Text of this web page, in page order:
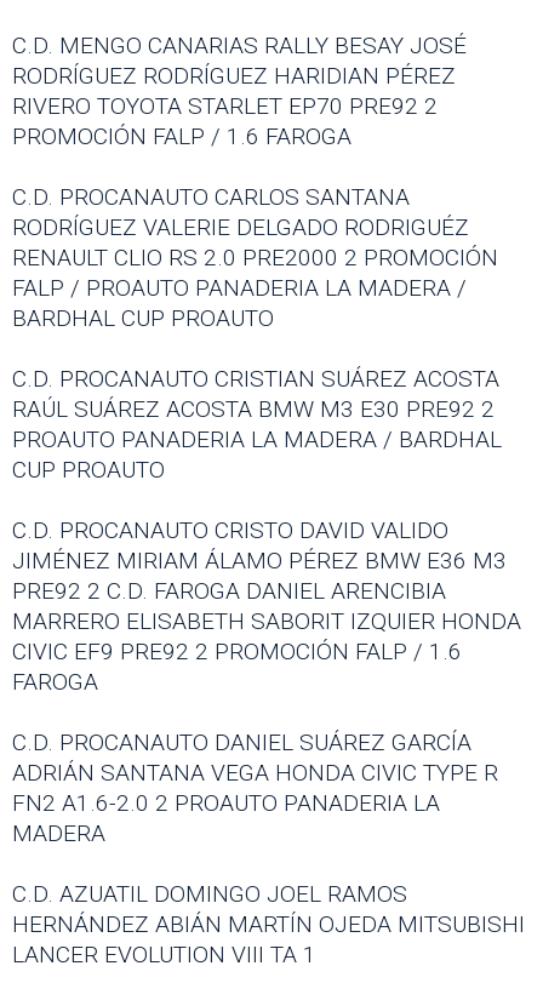
C.D. MENGO CANARIAS RALLY BESAY JOSÉ
RODRÍGUEZ RODRÍGUEZ HARIDIAN PÉREZ
RIVERO TOYOTA STARLET EP70 PRE92 2
PROMOCIÓN FALP / 1.6 FAROGA
C.D. PROCANAUTO CARLOS SANTANA
RODRÍGUEZ VALERIE DELGADO RODRIGUÉZ
RENAULT CLIO RS 2.0 PRE2000 2 PROMOCIÓN
FALP / PROAUTO PANADERIA LA MADERA /
BARDHAL CUP PROAUTO
C.D. PROCANAUTO CRISTIAN SUÁREZ ACOSTA
RAÚL SUÁREZ ACOSTA BMW M3 E30 PRE92 2
PROAUTO PANADERIA LA MADERA / BARDHAL
CUP PROAUTO
C.D. PROCANAUTO CRISTO DAVID VALIDO
JIMÉNEZ MIRIAM ÁLAMO PÉREZ BMW E36 M3
PRE92 2 C.D. FAROGA DANIEL ARENCIBIA
MARRERO ELISABETH SABORIT IZQUIER HONDA
CIVIC EF9 PRE92 2 PROMOCIÓN FALP / 1.6
FAROGA
C.D. PROCANAUTO DANIEL SUÁREZ GARCÍA
ADRIÁN SANTANA VEGA HONDA CIVIC TYPE R
FN2 A1.6-2.0 2 PROAUTO PANADERIA LA
MADERA
C.D. AZUATIL DOMINGO JOEL RAMOS
HERNÁNDEZ ABIÁN MARTÍN OJEDA MITSUBISHI
LANCER EVOLUTION VIII TA 1